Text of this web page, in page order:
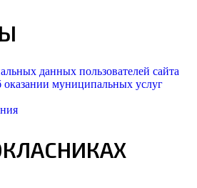
данных пользователей сайта
оказании муниципальных услуг